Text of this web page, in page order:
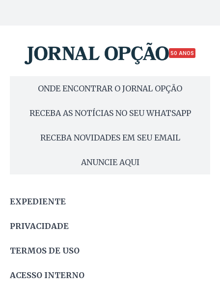
50 ANOS
ONDE ENCONTRAR O JORNAL OPÇÃO
RECEBA AS NOTÍCIAS NO SEU WHATSAPP
RECEBA NOVIDADES EM SEU EMAIL
ANUNCIE AQUI
EXPEDIENTE
PRIVACIDADE
TERMOS DE USO
ACESSO INTERNO